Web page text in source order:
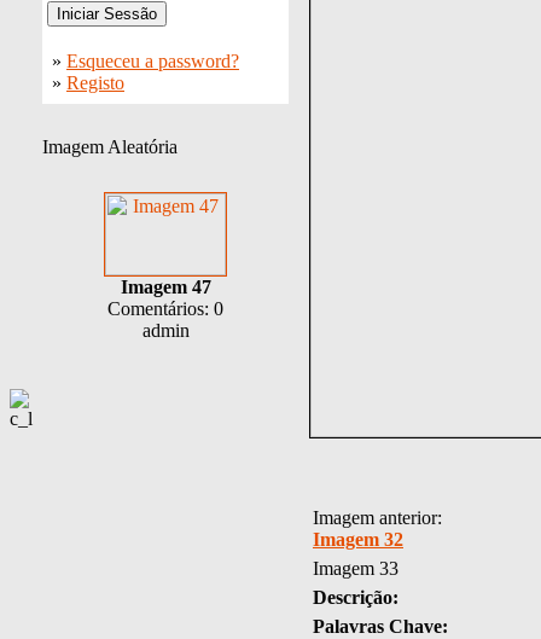
» Esqueceu a password?
» Registo
Imagem Aleatória
Imagem 47
Comentários: 0
admin
Imagem anterior:
Imagem 32
Imagem 33
Descrição:
Palavras Chave: